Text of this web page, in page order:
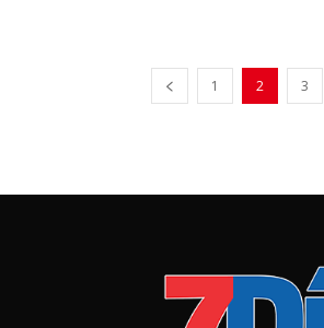
1 2 3